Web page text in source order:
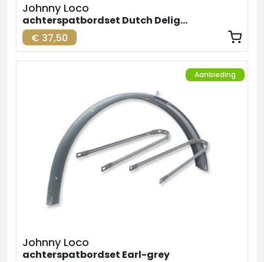
Johnny Loco
achterspatbordset Dutch Delight
€ 37,50
Aanbieding
Johnny Loco
achterspatbordset Earl-grey